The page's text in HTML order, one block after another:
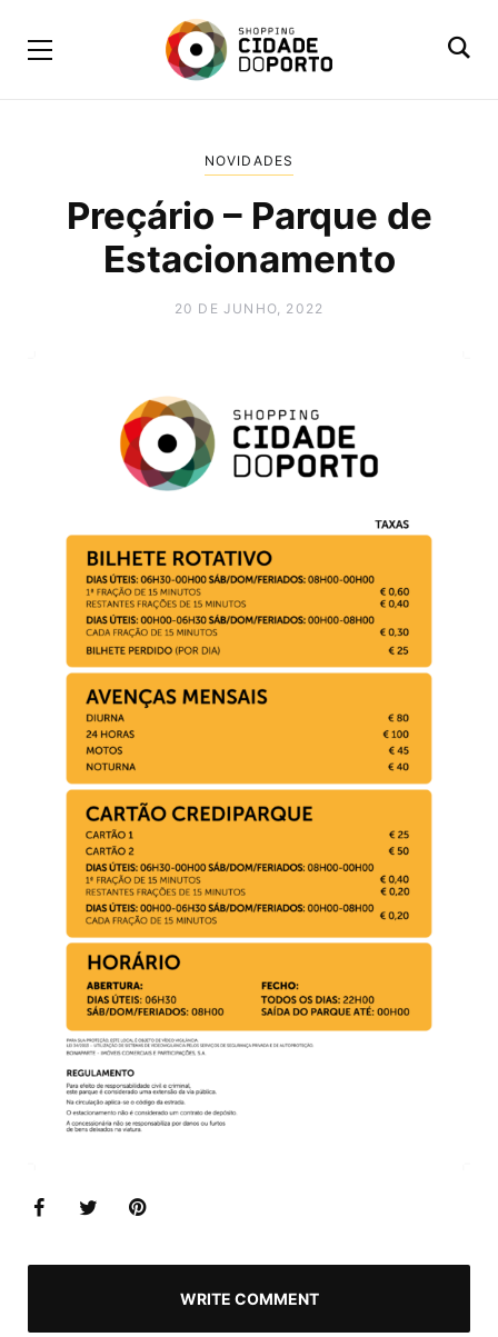
NOVIDADES
Preçário – Parque de
Estacionamento
20 DE JUNHO, 2022
WRITE COMMENT